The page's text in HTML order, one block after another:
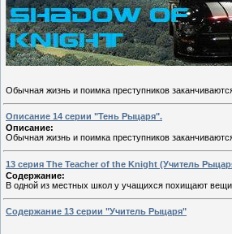
Обычная жизнь и поимка преступников
Описание 14 серии "Тень Рыцаря".
Описание:
Обычная жизнь и поимка преступников
13 серия The Teacher of the Knight (Учитель
Содержание:
В одной из местных школ у учащихся похищают
Содержание 13 серии "Учитель Рыцаря"